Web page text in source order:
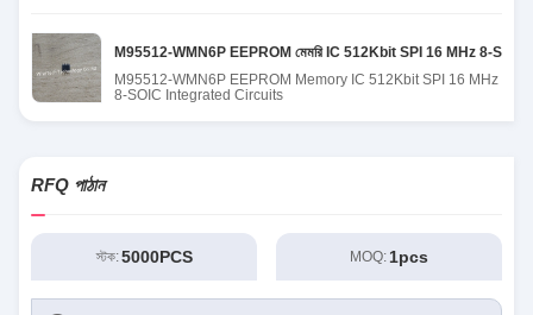
M95512-WMN6P EEPROM মেমরি IC 512Kbit SPI 16 MHz 8-SOIC
M95512-WMN6P EEPROM Memory IC 512Kbit SPI 16 MHz
8-SOIC Integrated Circuits
RFQ পাঠান
স্টক:5000PCS MOQ: 1pcs